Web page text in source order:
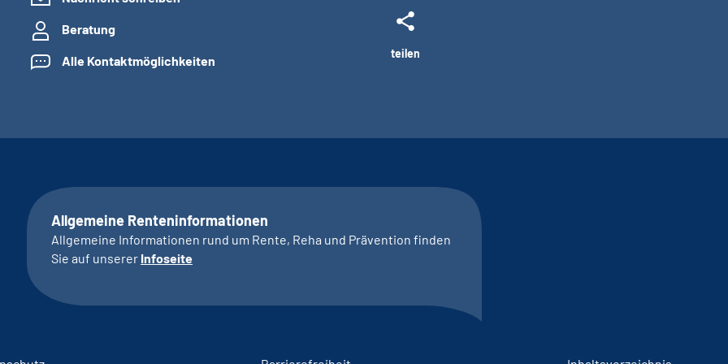
Beratung
Alle Kontaktmöglichkeiten teilen
Allgemeine Renteninformationen
Allgemeine Informationen rund um Rente, Reha und Prävention finden
Sie auf unserer Infoseite